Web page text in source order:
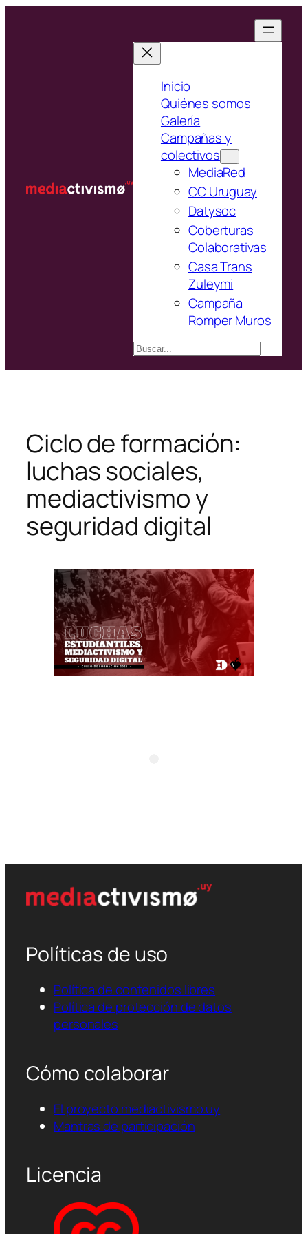
Inicio
Quiénes somos
Galería
Campañas y
colectivos
MediaRed
CC Uruguay
Datysoc
Coberturas
Colaborativas
Casa Trans
Zuleymi
Campaña
Romper Muros
Buscar
Ciclo de formación:
luchas sociales,
mediactivismo y
seguridad digital
Políticas de uso
Política de contenidos libres
Política de protección de datos
personales
Cómo colaborar
El proyecto mediactivismo.uy
Mantras de participación
Licencia